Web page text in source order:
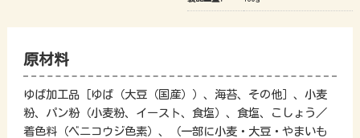
原材料
ゆば加工品［ゆば（大豆（国産））、海苔、その他］、小麦
粉、パン粉（小麦粉、イースト、食塩）、食塩、こしょう／
着色料（ベニコウジ色素）、（一部に小麦・大豆・やまいも